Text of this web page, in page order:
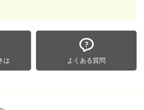
は よくある質問